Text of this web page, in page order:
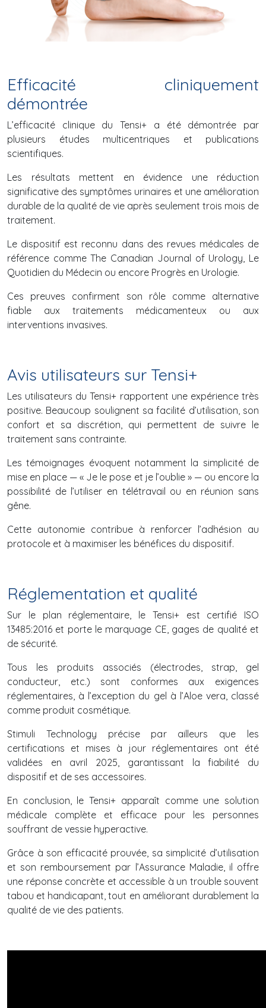
Efficacité cliniquement
démontrée
L’efficacité clinique du Tensi+ a été démontrée par
plusieurs études multicentriques et publications
scientifiques.
Les résultats mettent en évidence une réduction
significative des symptômes urinaires et une amélioration
durable de la qualité de vie après seulement trois mois de
traitement.
Le dispositif est reconnu dans des revues médicales de
référence comme The Canadian Journal of Urology, Le
Quotidien du Médecin ou encore Progrès en Urologie.
Ces preuves confirment son rôle comme alternative
fiable aux traitements médicamenteux ou aux
interventions invasives.
Avis utilisateurs sur Tensi+
Les utilisateurs du Tensi+ rapportent une expérience très
positive. Beaucoup soulignent sa facilité d’utilisation, son
confort et sa discrétion, qui permettent de suivre le
traitement sans contrainte.
Les témoignages évoquent notamment la simplicité de
mise en place — « Je le pose et je l’oublie » — ou encore la
possibilité de l’utiliser en télétravail ou en réunion sans
gêne.
Cette autonomie contribue à renforcer l’adhésion au
protocole et à maximiser les bénéfices du dispositif.
Réglementation et qualité
Sur le plan réglementaire, le Tensi+ est certifié ISO
13485:2016 et porte le marquage CE, gages de qualité et
de sécurité.
Tous les produits associés (électrodes, strap, gel
conducteur, etc.) sont conformes aux exigences
réglementaires, à l’exception du gel à l’Aloe vera, classé
comme produit cosmétique.
Stimuli Technology précise par ailleurs que les
certifications et mises à jour réglementaires ont été
validées en avril 2025, garantissant la fiabilité du
dispositif et de ses accessoires.
En conclusion, le Tensi+ apparaît comme une solution
médicale complète et efficace pour les personnes
souffrant de vessie hyperactive.
Grâce à son efficacité prouvée, sa simplicité d’utilisation
et son remboursement par l’Assurance Maladie, il offre
une réponse concrète et accessible à un trouble souvent
tabou et handicapant, tout en améliorant durablement la
qualité de vie des patients.